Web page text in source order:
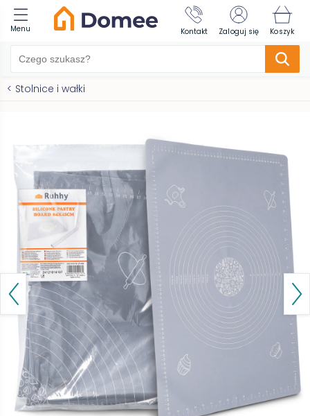
Menu Kontakt Zaloguj się Koszyk
< Stolnice i wałki